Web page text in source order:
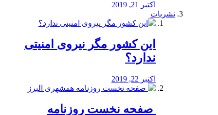
اکتبر 21, 2019
نشریات
این کشور مگر نیروی امنیتی
ندارد؟
اکتبر 22, 2019
️ صفحه نخست روزنامه‌